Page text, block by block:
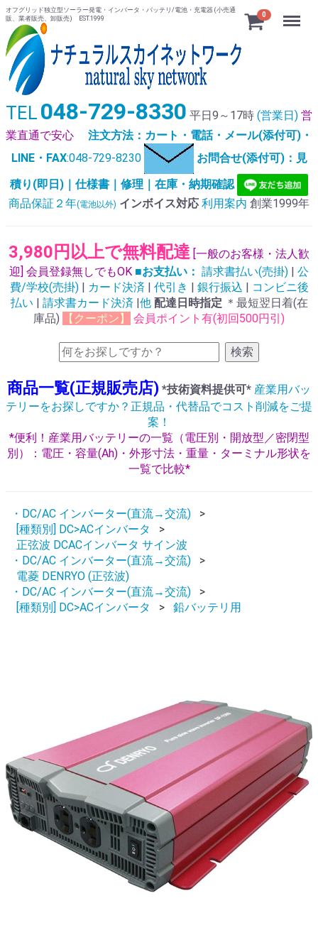
オフグリッド独立型ソーラー発電・インバータ・バッテリ/電池・充電器 (小売通
販、業者販売、卸販売) EST.1999
0 Menu
TEL 048-729-8330 平日9～17時 (営業日) 営
業直通で安心
注文方法：カート・電話・メール(添付可)・
LINE・FAX:048-729-8230
お問合せ(添付可)：見
積り(即日)｜仕様書｜修理｜在庫・納期確認
商品保証２年(電池以外) インボイス対応 利用案内 創業1999年
3,980円以上で無料配達 [一般のお客様・法人歓
迎] 会員登録無しでもOK ■お支払い： 請求書払い(売掛) | 公
費/学校(売掛) | カード決済 | 代引き | 銀行振込 | コンビニ後
払い | 請求書カード決済 |他 配達日時指定 ＊最短翌日着(在
庫品)
【クーポン】 会員ポイント有(初回500円引)
検索
商品一覧(正規販売店) *技術資料提供可* 産業用バッ
テリーをお探しですか？正規品・代替品でコスト削減をご提
案！
*便利！産業用バッテリーの一覧（電圧別・開放型／密閉型
別）：電圧・容量(Ah)・外形寸法・重量・ターミナル形状を
一覧で比較*
・DC/AC インバーター(直流→交流)
[種類別] DC>ACインバータ
正弦波 DCACインバータ サイン波
・DC/AC インバーター(直流→交流)
電菱 DENRYO (正弦波)
・DC/AC インバーター(直流→交流)
[種類別] DC>ACインバータ
鉛バッテリ用